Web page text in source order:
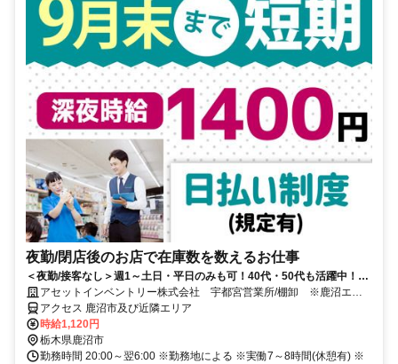
夜勤/閉店後のお店で在庫数を数えるお仕事
＜夜勤/接客なし＞週1～土日・平日のみも可！40代・50代も活躍中！ド
ライバーできる方歓迎！
アセットインベントリー株式会社 宇都宮営業所/棚卸 ※鹿沼エリ
ア管轄
アクセス 鹿沼市及び近隣エリア
時給1,120円
栃木県鹿沼市
勤務時間 20:00～翌6:00 ※勤務地による ※実働7～8時間(休憩有) ※